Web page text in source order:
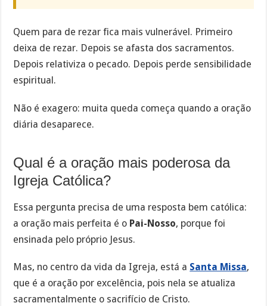
Quem para de rezar fica mais vulnerável. Primeiro
deixa de rezar. Depois se afasta dos sacramentos.
Depois relativiza o pecado. Depois perde sensibilidade
espiritual.
Não é exagero: muita queda começa quando a oração
diária desaparece.
Qual é a oração mais poderosa da
Igreja Católica?
Essa pergunta precisa de uma resposta bem católica:
a oração mais perfeita é o Pai-Nosso, porque foi
ensinada pelo próprio Jesus.
Mas, no centro da vida da Igreja, está a Santa Missa,
que é a oração por excelência, pois nela se atualiza
sacramentalmente o sacrifício de Cristo.